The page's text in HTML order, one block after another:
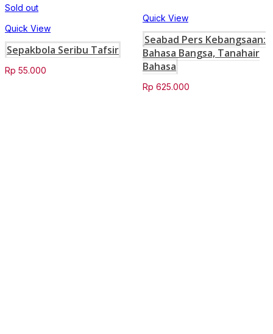
Sold out
Quick View
Sepakbola Seribu Tafsir
Rp 55.000
Quick View
Seabad Pers Kebangsaan:
Bahasa Bangsa, Tanahair
Bahasa
Rp 625.000